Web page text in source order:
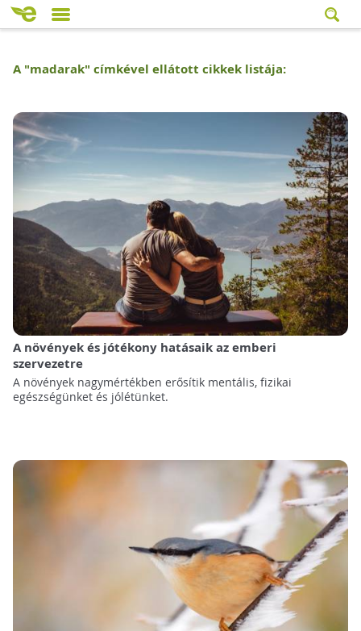
A "madarak" címkével ellátott cikkek listája:
A növények és jótékony hatásaik az emberi
szervezetre
A növények nagymértékben erősítik mentális, fizikai
egészségünket és jólétünket.